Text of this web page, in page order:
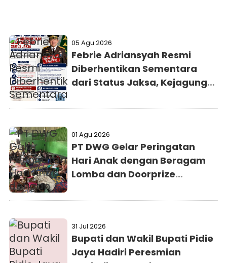
05 Agu 2026
Febrie Adriansyah Resmi
Diberhentikan Sementara
dari Status Jaksa, Kejagung
Praperadilan
01 Agu 2026
PT DWG Gelar Peringatan
Hari Anak dengan Beragam
Lomba dan Doorprize
31 Jul 2026
Bupati dan Wakil Bupati Pidie
Jaya Hadiri Peresmian